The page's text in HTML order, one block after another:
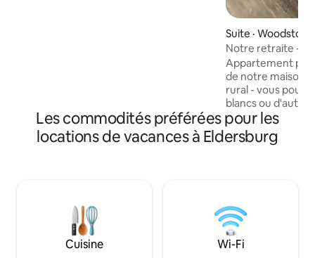
Suite · Woodstock
Notre retraite -
Appartement
de notre maison.
rural - vous
blancs ou
Profitez du cadre
Nous sommes à
voiture de la Rte
et nous
Peut ne pas
mobilité réduite
promenade
Les commodités préférées pour les
locations de vacances à Eldersburg
Cuisine Wi-Fi